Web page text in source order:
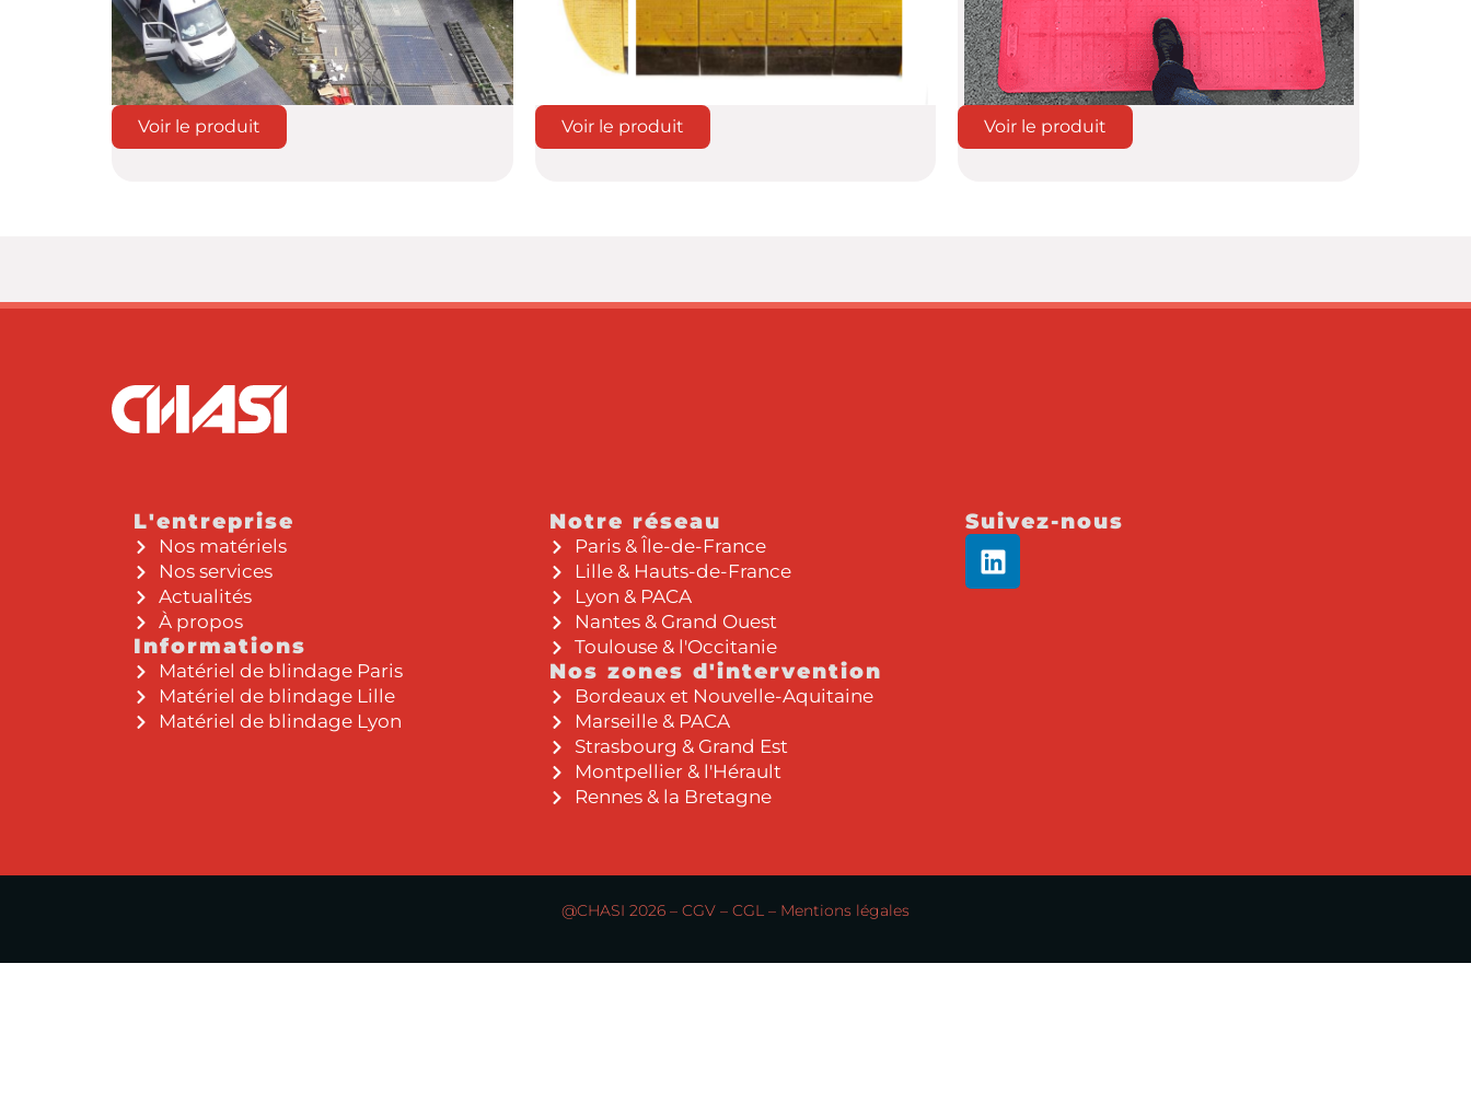
Voir le produit Voir le produit Voir le produit
L'entreprise
Nos matériels
Nos services
Actualités
À propos
Informations
Matériel de blindage Paris
Matériel de blindage Lille
Matériel de blindage Lyon
Notre réseau
Paris & Île-de-France
Lille & Hauts-de-France
Lyon & PACA
Nantes & Grand Ouest
Toulouse & l'Occitanie
Nos zones d'intervention
Bordeaux et Nouvelle-Aquitaine
Marseille & PACA
Strasbourg & Grand Est
Montpellier & l'Hérault
Rennes & la Bretagne
Suivez-nous
@CHASI 2026 – CGV – CGL – Mentions légales